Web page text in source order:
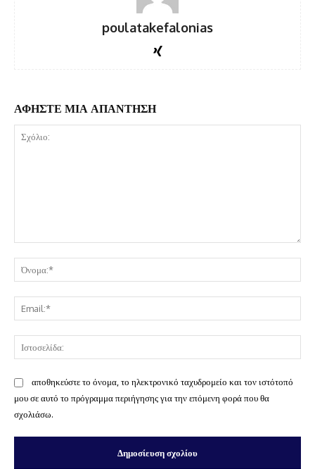
poulatakefalonias
ΑΦΗΣΤΕ ΜΙΑ ΑΠΑΝΤΗΣΗ
αποθηκεύστε το όνομα, το ηλεκτρονικό ταχυδρομείο και τον ιστότοπό
μου σε αυτό το πρόγραμμα περιήγησης για την επόμενη φορά που θα
σχολιάσω.